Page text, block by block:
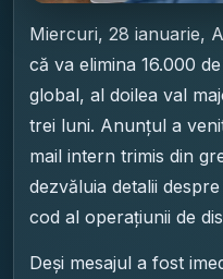
Miercuri, 28 ianuarie,
că va elimina 16.000
global, al doilea val
trei luni. Anunțul a
mail intern trimis din
dezvăluia detalii
cod al operațiunii de
Deși mesajul a fost